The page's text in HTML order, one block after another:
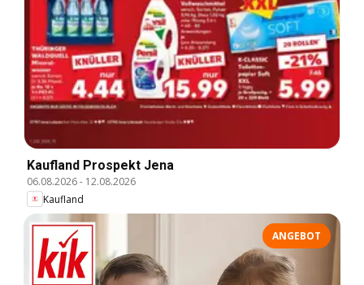
Kaufland Prospekt Jena
06.08.2026- 12.08.2026
Kaufland
ANGEBOT